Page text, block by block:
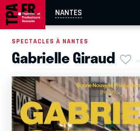
NANTES
AIX-MARSEILLE AURAY
EN TOURNÉE
SPECTACLES À NANTES
Gabrielle Giraud